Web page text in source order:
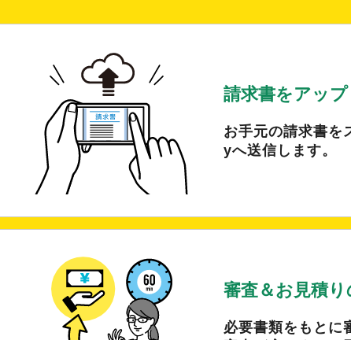
請求書をアッ
お手元の請求書を
yへ送信します。
審査＆お見積
必要書類をもとに